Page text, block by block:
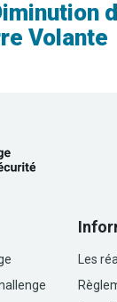
Volante
Les